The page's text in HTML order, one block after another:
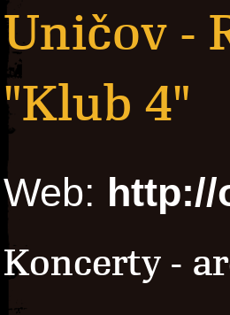
Uničov -
"Klub 4"
Web:
Koncerty -